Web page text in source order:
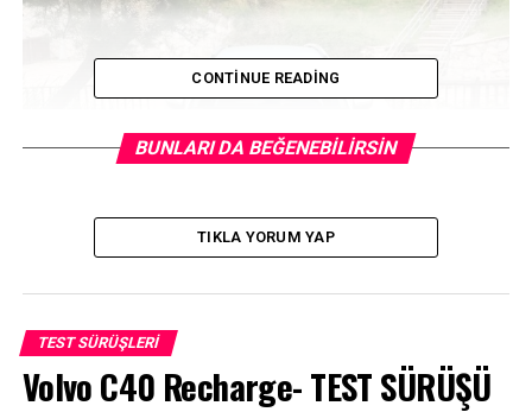
Test ettiğimiz ailenin yeni üyesi Jazz Crosstar, yerden
yüksek yapısı, suya dayanıklı döşemeleri ve entegre
tavan rayları ile standart versiyondan ayrışıyor.
CONTINUE READING
BUNLARI DA BEĞENEBILIRSIN
TIKLA YORUM YAP
TEST SÜRÜŞLERI
Volvo C40 Recharge- TEST SÜRÜŞÜ